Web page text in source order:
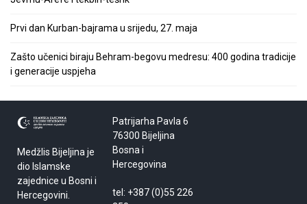
Prvi dan Kurban-bajrama u srijedu, 27. maja
Zašto učenici biraju Behram-begovu medresu: 400 godina tradicije
i generacije uspjeha
Medžlis Bijeljina je
dio Islamske
zajednice u Bosni i
Hercegovini.
Patrijarha Pavla 6
76300 Bijeljina
Bosna i
Hercegovina
tel: +387 (0)55 226